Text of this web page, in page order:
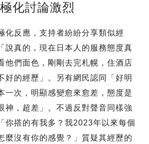
化討論激烈
化反應，支持者紛紛分享類似經
說真的，現在日本人的服務態度真
他們面色，剛剛去完札幌，住酒店
好的經歷」。另有網民認同「好明
一次，明顯感變愈來愈差，態度是
神，超差」。不過反對聲音同樣強
你搭的有我多？我2023年以來每個
麼沒有你的感覺？」質疑其經歷的